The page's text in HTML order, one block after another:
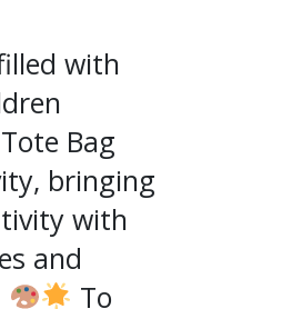
with
Bag
bringing
with
and
To